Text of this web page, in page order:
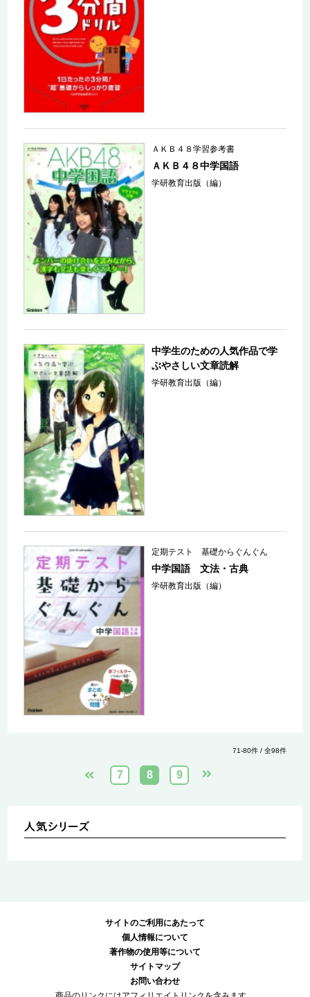
ＡＫＢ４８学習参考書
ＡＫＢ４８中学国語
学研教育出版（編）
中学生のための人気作品で学
ぶやさしい文章読解
学研教育出版（編）
定期テスト 基礎からぐんぐん
中学国語 文法・古典
学研教育出版（編）
71-80件 / 全98件
7 8 9
サイトのご利用にあたって
個人情報について
著作物の使用等について
サイトマップ
お問い合わせ